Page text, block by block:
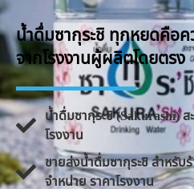
น้ำดื่มซากุระชิ ทุกหยดคือคว
จากโรงงานผู้ผลิตโดยตรง
น้ำดื่มซากุระชิ (Sakurashi)
โรงงาน
ขายส่งน้ำดื่มซากุระชิ สำหรับ
จำหน่าย ราคาโรงงาน